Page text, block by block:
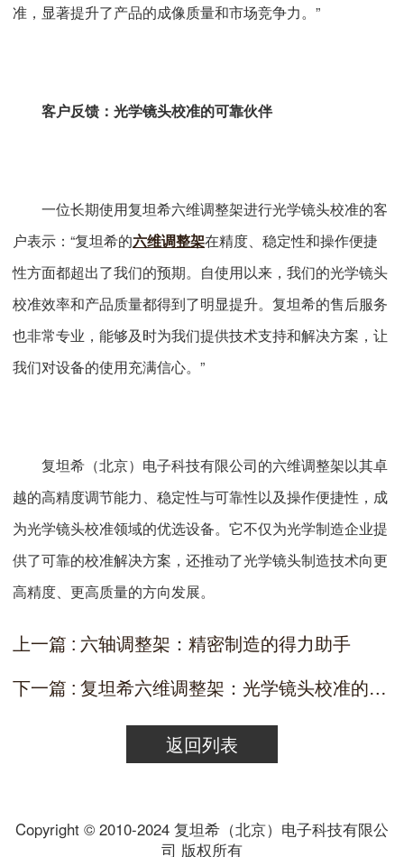
准，显著提升了产品的成像质量和市场竞争力。”
客户反馈：光学镜头校准的可靠伙伴
一位长期使用复坦希六维调整架进行光学镜头校准的客
户表示：“复坦希的六维调整架在精度、稳定性和操作便捷
性方面都超出了我们的预期。自使用以来，我们的光学镜头
校准效率和产品质量都得到了明显提升。复坦希的售后服务
也非常专业，能够及时为我们提供技术支持和解决方案，让
我们对设备的使用充满信心。”
复坦希（北京）电子科技有限公司的六维调整架以其卓
越的高精度调节能力、稳定性与可靠性以及操作便捷性，成
为光学镜头校准领域的优选设备。它不仅为光学制造企业提
供了可靠的校准解决方案，还推动了光学镜头制造技术向更
高精度、更高质量的方向发展。
上一篇 : 六轴调整架：精密制造的得力助手
下一篇 : 复坦希六维调整架：光学镜头校准的高精度解决方案
返回列表
Copyright © 2010-2024 复坦希（北京）电子科技有限公
司 版权所有